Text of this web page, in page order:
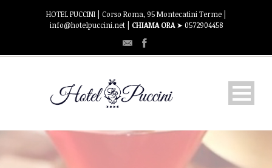
HOTEL PUCCINI | Corso Roma, 95 Montecatini Terme |
info@hotelpuccini.net | CHIAMA ORA➤ 0572904458
Puccini’s Bar La Terrazza